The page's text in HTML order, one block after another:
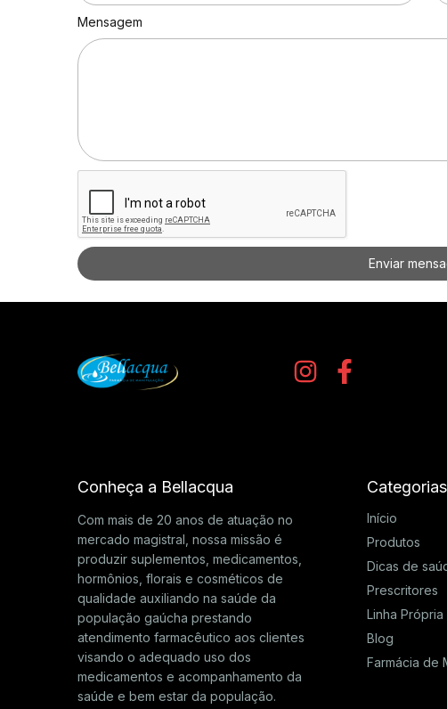
Mensagem
Enviar
Conheça a Bellacqua
Com mais de 20 anos de atuação no
mercado magistral, nossa missão é
produzir suplementos, medicamentos,
hormônios, florais e cosméticos de
qualidade auxiliando na saúde da
população gaúcha prestando
atendimento farmacêutico aos clientes
visando o adequado uso dos
medicamentos e acompanhamento da
saúde e bem estar da população.
Categorias
Início
Produtos
Dicas de
Prescritores
Linha Própria
Blog
Farmácia de